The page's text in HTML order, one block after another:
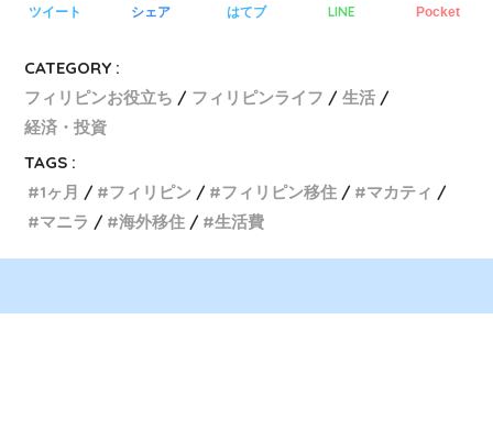
ツイート シェア はてブ LINE Pocket
CATEGORY :
フィリピンお役立ち
フィリピンライフ
生活
経済・投資
TAGS :
1ヶ月
フィリピン フィリピン移住
マカティ
マニラ
海外移住 生活費